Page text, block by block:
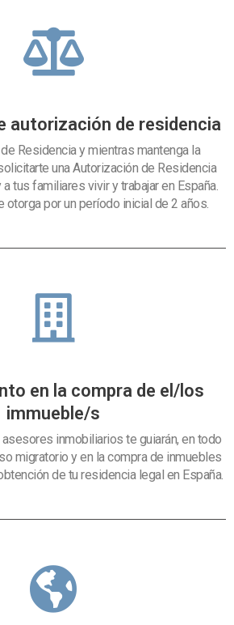
autorización de residencia
Residencia y mientras mantenga la
una Autorización de Residencia
tus familiares vivir y trabajar en España.
otorga por un período inicial de 2 años.
en la compra de el/los
immueble/s
inmobiliarios te guiarán, en todo
migratorio y en la compra de inmuebles
de tu residencia legal en España.